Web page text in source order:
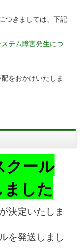
つきましては、下記
テム障害発生につ
をおかけいたしま
クール
した
決定いたしま
を発送しまし